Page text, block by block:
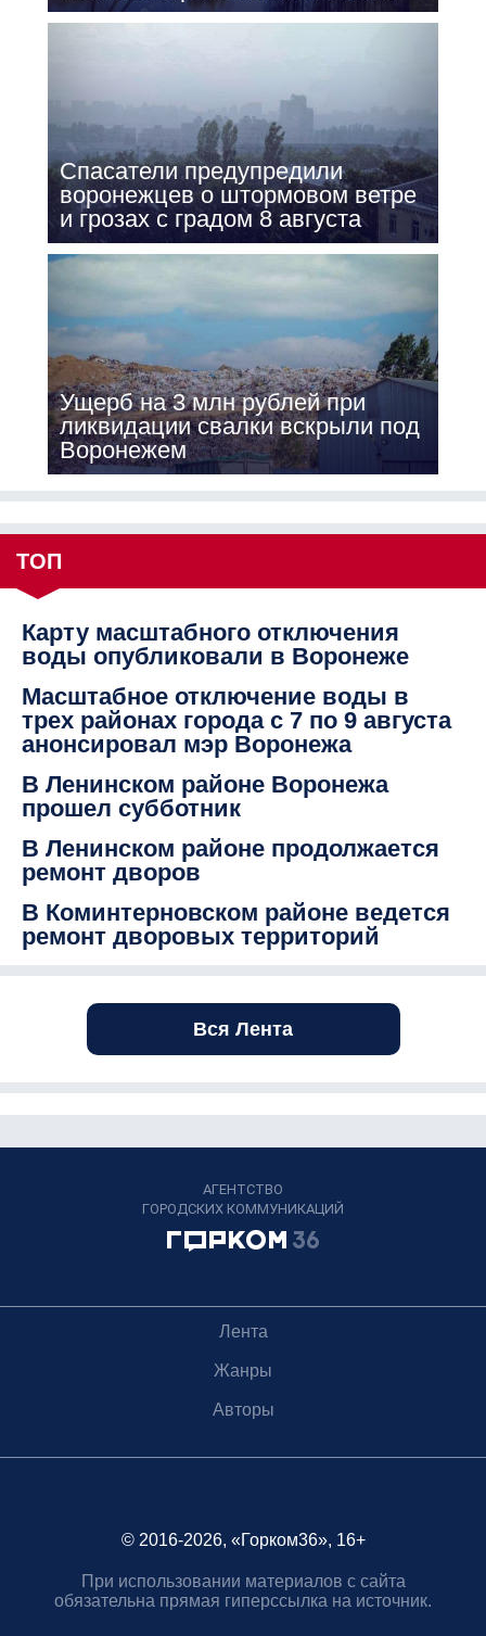
Спасатели предупредили
воронежцев о штормовом ветре
и грозах с градом 8 августа
Ущерб на 3 млн рублей при
ликвидации свалки вскрыли под
Воронежем
ТОП
Карту масштабного отключения
воды опубликовали в Воронеже
Масштабное отключение воды в
трех районах города с 7 по 9 августа
анонсировал мэр Воронежа
В Ленинском районе Воронежа
прошел субботник
В Ленинском районе продолжается
ремонт дворов
В Коминтерновском районе ведется
ремонт дворовых территорий
Вся Лента
АГЕНТСТВО
ГОРОДСКИХ КОММУНИКАЦИЙ
Лента
Жанры
Авторы
© 2016-2026, «Горком36», 16+
При использовании материалов с сайта
обязательна прямая гиперссылка на источник.